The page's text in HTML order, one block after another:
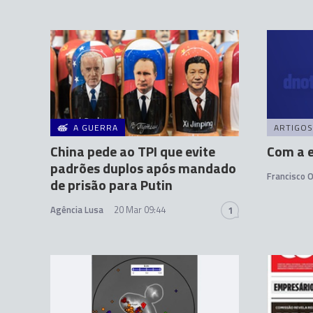
A GUERRA
China pede ao TPI que evite
padrões duplos após mandado
de prisão para Putin
Agência Lusa 20 Mar 09:44 1
ARTIGOS
Com a
Francisco